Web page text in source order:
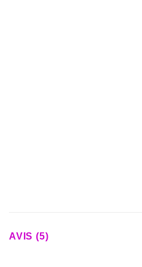
AVIS (5)